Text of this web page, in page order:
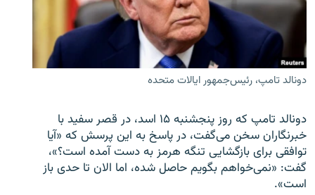
دونالد تامپ، رئیس‌جمهور ایالات متحده
دونالد تامپ که روز پنجشنبه ۱۵ اسد، در قصر سفید با
خبرنگاران سخن می‌گفت، در پاسخ به این پرسش که «آیا
توافقی برای بازگشایی تنگه هرمز به دست آمده است؟»،
گفت: «نمی‌خواهم بگویم حاصل شده، اما الان تا حدی باز
است».